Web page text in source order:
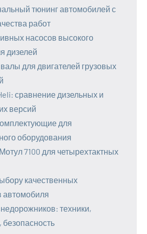
тюнинг автомобилей с
работ
насосов высокого
дизелей
для двигателей грузовых
сравнение дизельных и
версий
для
оборудования
7100 для четырехтактных
качественных
автомобиля
техники,